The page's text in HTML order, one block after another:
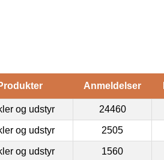
Anmeldelser
og udstyr 24460
og udstyr 2505
og udstyr 1560